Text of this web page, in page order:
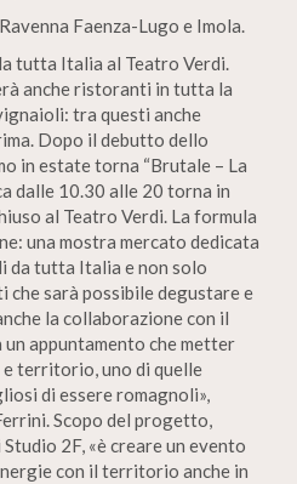
Faenza-Lugo e Imola.
tutta Italia al Teatro Verdi.
anche ristoranti in tutta la
tra questi anche
Dopo il debutto dello
in estate torna “Brutale – La
dalle 10.30 alle 20 torna in
al Teatro Verdi. La formula
una mostra mercato dedicata
da tutta Italia e non solo
sarà possibile degustare e
la collaborazione con il
un appuntamento che metter
e territorio, uno di quelle
di essere romagnoli»,
Scopo del progetto,
2F, «è creare un evento
con il territorio anche in